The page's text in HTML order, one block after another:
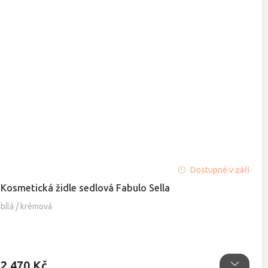
Kosmetická židle sedlová Fabulo Sella
bílá / krémová
hodnocení
produktu
je
Dostupné v září